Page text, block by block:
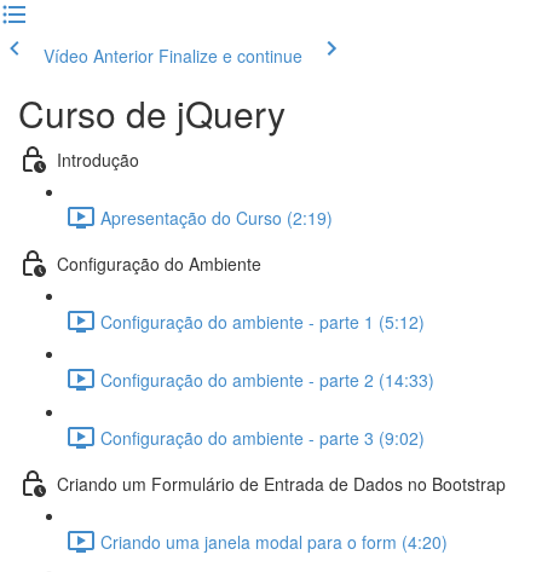
Vídeo Anterior Finalize e continue
Curso de jQuery
Introdução
Apresentação do Curso (2:19)
Configuração do Ambiente
Configuração do ambiente - parte 1 (5:12)
Configuração do ambiente - parte 2 (14:33)
Configuração do ambiente - parte 3 (9:02)
Criando um Formulário de Entrada de Dados no Bootstrap
Criando uma janela modal para o form (4:20)